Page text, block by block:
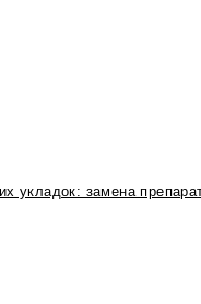
укладок: замена